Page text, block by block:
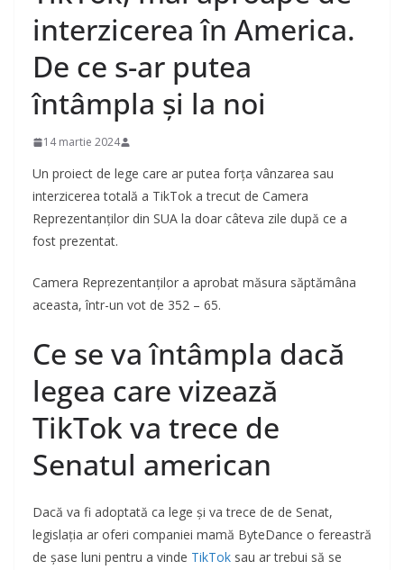
interzicerea în America.
De ce s-ar putea
întâmpla și la noi
14 martie 2024
Un proiect de lege care ar putea forța vânzarea sau
interzicerea totală a TikTok a trecut de Camera
Reprezentanților din SUA la doar câteva zile după ce a
fost prezentat.
Camera Reprezentanților a aprobat măsura săptămâna
aceasta, într-un vot de 352 – 65.
Ce se va întâmpla dacă
legea care vizează
TikTok va trece de
Senatul american
Dacă va fi adoptată ca lege și va trece de de Senat,
legislația ar oferi companiei mamă ByteDance o fereastră
de șase luni pentru a vinde TikTok sau ar trebui să se